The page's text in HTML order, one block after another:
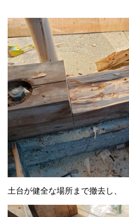
土台が健全な場所まで撤去し、